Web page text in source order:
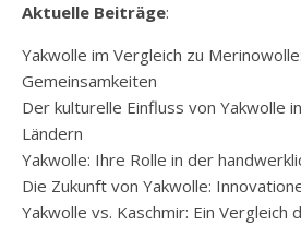
Aktuelle Beiträge:
Yakwolle im Vergleich zu
Gemeinsamkeiten
Der kulturelle Einfluss von Yakwolle
Ländern
Yakwolle: Ihre Rolle in der
Die Zukunft von Yakwolle:
Yakwolle vs. Kaschmir: Ein Vergleich